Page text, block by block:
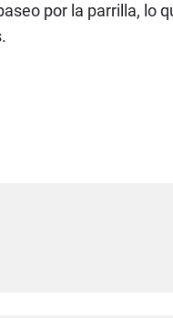
por la parrilla, lo